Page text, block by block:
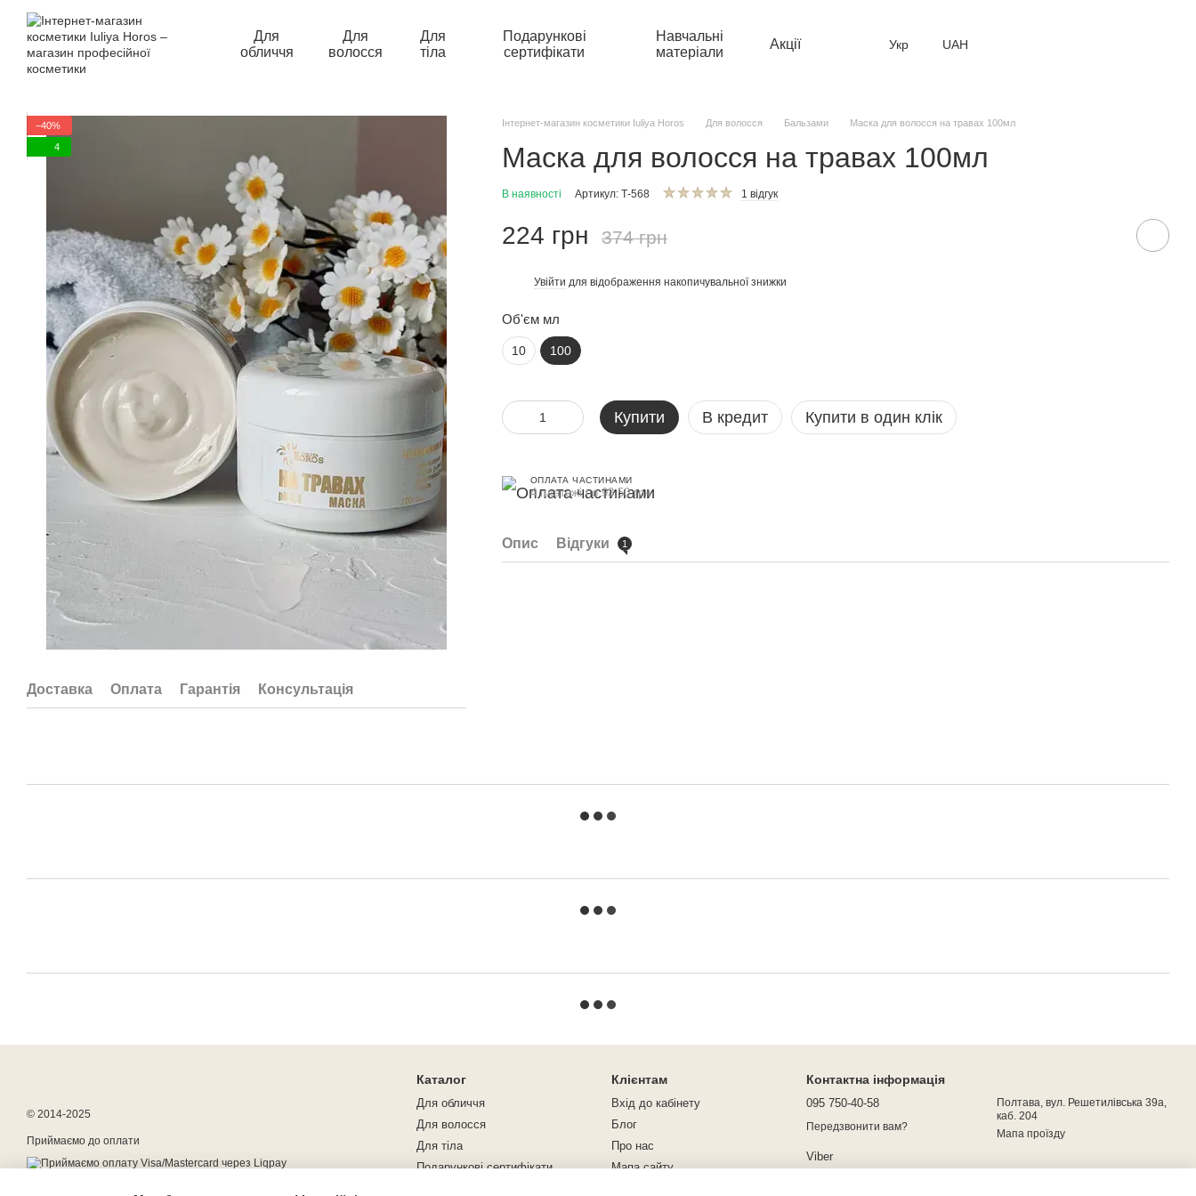
Перейти до основного контенту
Для
обличчя
Для
волосся
Для
тіла
Подарункові
сертифікати
Навчальні
матеріали
Акції Укр UAH
−40%
4
Доставка Оплата Гарантія Консультація
Інтернет-магазин косметики Iuliya Horos Для волосся Бальзами Маска для волосся на травах 100мл
Маска для волосся на травах 100мл
В наявності Артикул: Т-568 1 відгук
224 грн 374 грн
Увійти для відображення накопичувальної знижки
Об'єм мл
10 100
Купити В кредит Купити в один клік
ОПЛАТА ЧАСТИНАМИ
4 платежі по 93.50 грн
Опис Відгуки 1
© 2014-2025
Приймаємо до оплати
Каталог
Для обличчя
Для волосся
Для тіла
Подарункові сертифікати
Клієнтам
Вхід до кабінету
Блог
Про нас
Мапа сайту
Контактна інформація
095 750-40-58
Передзвонити вам?
Viber
Полтава, вул. Решетилівська 39а,
каб. 204
Мапа проїзду